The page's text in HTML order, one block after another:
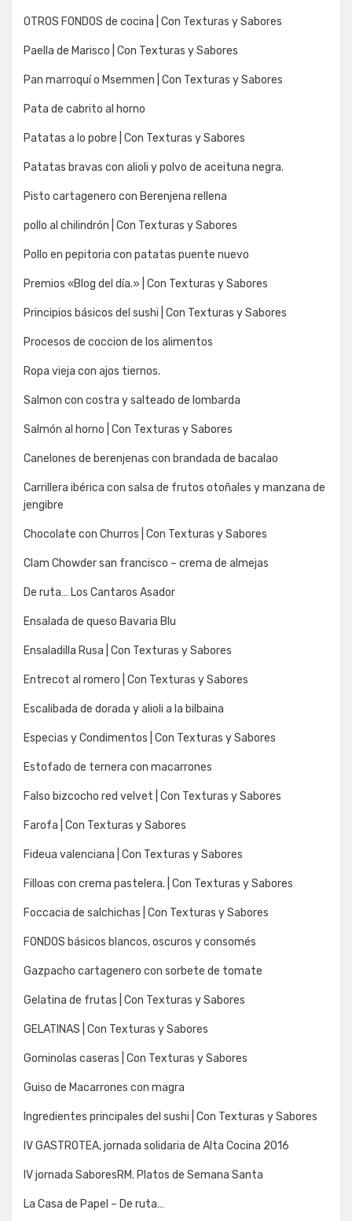
OTROS FONDOS de cocina | Con Texturas y Sabores
Paella de Marisco | Con Texturas y Sabores
Pan marroquí o Msemmen | Con Texturas y Sabores
Pata de cabrito al horno
Patatas a lo pobre | Con Texturas y Sabores
Patatas bravas con alioli y polvo de aceituna negra.
Pisto cartagenero con Berenjena rellena
pollo al chilindrón | Con Texturas y Sabores
Pollo en pepitoria con patatas puente nuevo
Premios «Blog del día.» | Con Texturas y Sabores
Principios básicos del sushi | Con Texturas y Sabores
Procesos de coccion de los alimentos
Ropa vieja con ajos tiernos.
Salmon con costra y salteado de lombarda
Salmón al horno | Con Texturas y Sabores
Canelones de berenjenas con brandada de bacalao
Carrillera ibérica con salsa de frutos otoñales y manzana de
jengibre
Chocolate con Churros | Con Texturas y Sabores
Clam Chowder san francisco – crema de almejas
De ruta… Los Cantaros Asador
Ensalada de queso Bavaria Blu
Ensaladilla Rusa | Con Texturas y Sabores
Entrecot al romero | Con Texturas y Sabores
Escalibada de dorada y alioli a la bilbaina
Especias y Condimentos | Con Texturas y Sabores
Estofado de ternera con macarrones
Falso bizcocho red velvet | Con Texturas y Sabores
Farofa | Con Texturas y Sabores
Fideua valenciana | Con Texturas y Sabores
Filloas con crema pastelera. | Con Texturas y Sabores
Foccacia de salchichas | Con Texturas y Sabores
FONDOS básicos blancos, oscuros y consomés
Gazpacho cartagenero con sorbete de tomate
Gelatina de frutas | Con Texturas y Sabores
GELATINAS | Con Texturas y Sabores
Gominolas caseras | Con Texturas y Sabores
Guiso de Macarrones con magra
Ingredientes principales del sushi | Con Texturas y Sabores
IV GASTROTEA, jornada solidaria de Alta Cocina 2016
IV jornada SaboresRM. Platos de Semana Santa
La Casa de Papel – De ruta…